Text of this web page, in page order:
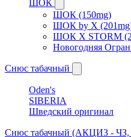
ШОК
ШОК (150mg)
ШОК by X
ШОК X STORM
Новогодняя
Снюс табачный
Oden's
SIBERIA
Шведский оригинал
Снюс табачный (АКЦИЗ -